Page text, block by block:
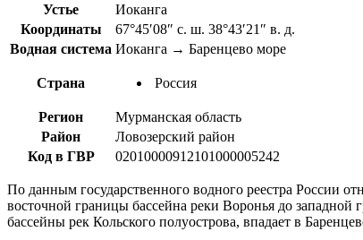
Устье
Иоканга
Координаты
67°45′08″ с. ш. 38°43′21″ в. д.
Водная система Иоканга → Баренцево море
Страна Россия
Регион
Мурманская область
Район
Ловозерский район
Код в ГВР
02010000912101000005242
По данным государственного водного реестра России
восточной границы бассейна реки Воронья до
бассейны рек Кольского полуострова, впадает в